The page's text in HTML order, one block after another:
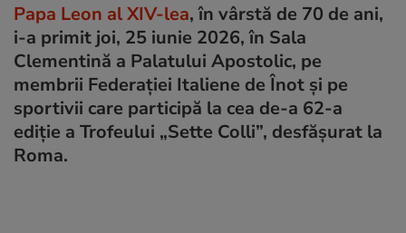
Papa Leon al XIV-lea, în vârstă de 70 de ani,
i-a primit joi, 25 iunie 2026, în Sala
Clementină a Palatului Apostolic, pe
membrii Federației Italiene de Înot și pe
sportivii care participă la cea de-a 62-a
ediție a Trofeului „Sette Colli”, desfășurat la
Roma.